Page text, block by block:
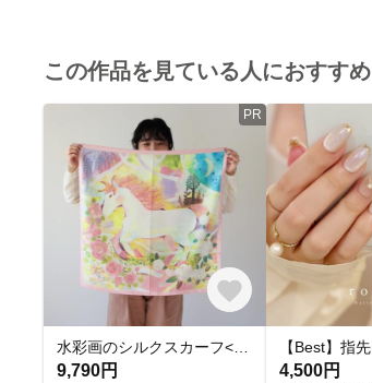
この作品を見ている人におすすめ
PR
9,790円 4,500円